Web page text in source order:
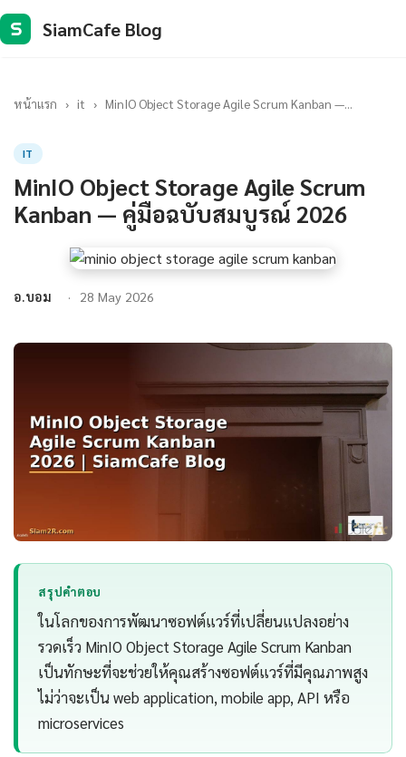
S SiamCafe Blog
หน้าแรก › it › MinIO Object Storage Agile Scrum Kanban —...
IT
MinIO Object Storage Agile Scrum
Kanban — คู่มือฉบับสมบูรณ์ 2026
อ.บอม 28 May 2026
สรุปคำตอบ
ในโลกของการพัฒนาซอฟต์แวร์ที่เปลี่ยนแปลงอย่าง
รวดเร็ว MinIO Object Storage Agile Scrum Kanban
เป็นทักษะที่จะช่วยให้คุณสร้างซอฟต์แวร์ที่มีคุณภาพสูง
ไม่ว่าจะเป็น web application, mobile app, API หรือ
microservices